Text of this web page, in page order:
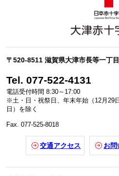
〒520-8511 滋賀県大津市長等一丁
Tel. 077-522-4131
電話受付時間 8:30～17:00
※土・日・祝祭日、年末年始（12月29
日）を除く
Fax. 077-525-8018
交通アクセス お問